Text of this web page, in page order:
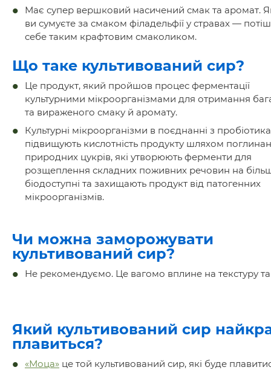
Має супер вершковий насичений смак та аромат.
ви сумуєте за смаком філадельфії у стравах —
себе таким крафтовим смаколиком.
Що таке культивований сир?
Це продукт, який пройшов процес ферментації
культурними мікроорганізмами для отримання
та вираженого смаку й аромату.
Культурні мікроорганізми в поєднанні з
підвищують кислотність продукту шляхом
природних цукрів, які утворюють ферменти для
розщеплення складних поживних речовин на
біодоступні та захищають продукт від патогенних
мікроорганізмів.
Чи можна заморожувати
культивований сир?
Не рекомендуємо. Це вагомо вплине на текстуру
Який культивований сир
плавиться?
«Моца» це той культивований сир, які буде